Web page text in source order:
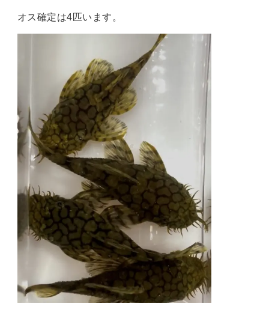
オス確定は4匹います。